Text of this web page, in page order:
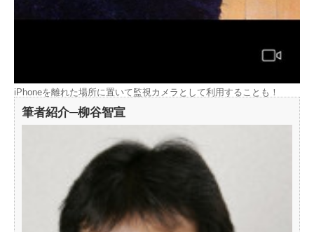
iPhoneを離れた場所に置いて監視カメラとして利用することも！
筆者紹介─柳谷智宣